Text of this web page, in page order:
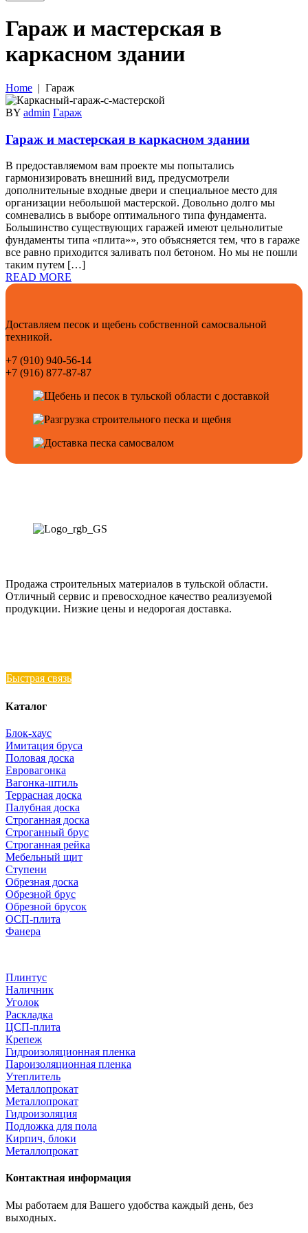
Гараж и мастерская в
каркасном здании
Home | Гараж
BY admin Гараж
Гараж и мастерская в каркасном здании
В предоставляемом вам проекте мы попытались
гармонизировать внешний вид, предусмотрели
дополнительные входные двери и специальное место для
организации небольшой мастерской. Довольно долго мы
сомневались в выборе оптимального типа фундамента.
Большинство существующих гаражей имеют цельнолитые
фундаменты типа «плита»», это объясняется тем, что в гараже
все равно приходится заливать пол бетоном. Но мы не пошли
таким путем […]
READ MORE
Доставляем песок и щебень собственной самосвальной
техникой.
+7 (910) 940-56-14
+7 (916) 877-87-87
Продажа строительных материалов в тульской области.
Отличный сервис и превосходное качество реализуемой
продукции. Низкие цены и недорогая доставка.
Быстрая связь
Каталог
Блок-хаус
Имитация бруса
Половая доска
Евровагонка
Вагонка-штиль
Террасная доска
Палубная доска
Строганная доска
Строганный брус
Строганная рейка
Мебельный щит
Ступени
Обрезная доска
Обрезной брус
Обрезной брусок
ОСП-плита
Фанера
Плинтус
Наличник
Уголок
Раскладка
ЦСП-плита
Крепеж
Гидроизоляционная пленка
Пароизоляционная пленка
Утеплитель
Металлопрокат
Металлопрокат
Гидроизоляция
Подложка для пола
Кирпич, блоки
Металлопрокат
Контактная информация
Мы работаем для Вашего удобства каждый день, без
выходных.